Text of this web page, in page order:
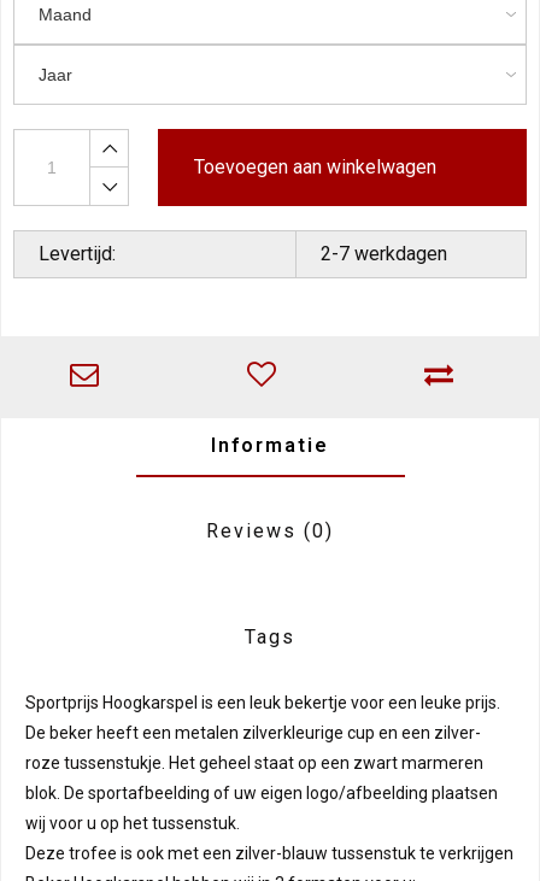
Toevoegen aan winkelwagen
Levertijd: 2-7 werkdagen
Informatie
Reviews (0)
Tags
Sportprijs Hoogkarspel is een leuk bekertje voor een leuke prijs.
De beker heeft een metalen zilverkleurige cup en een zilver-
roze tussenstukje. Het geheel staat op een zwart marmeren
blok. De sportafbeelding of uw eigen logo/afbeelding plaatsen
wij voor u op het tussenstuk.
Deze trofee is ook met een zilver-blauw tussenstuk te verkrijgen